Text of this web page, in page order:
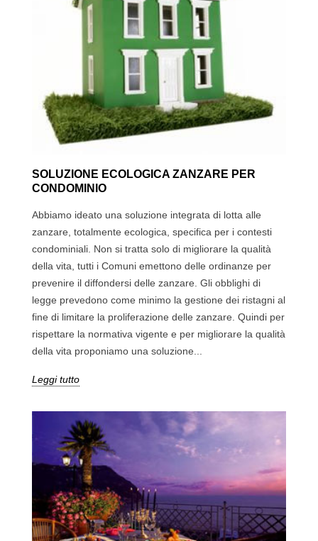
SOLUZIONE ECOLOGICA ZANZARE PER
CONDOMINIO
Abbiamo ideato una soluzione integrata di lotta alle
zanzare, totalmente ecologica, specifica per i contesti
condominiali. Non si tratta solo di migliorare la qualità
della vita, tutti i Comuni emettono delle ordinanze per
prevenire il diffondersi delle zanzare. Gli obblighi di
legge prevedono come minimo la gestione dei ristagni al
fine di limitare la proliferazione delle zanzare. Quindi per
rispettare la normativa vigente e per migliorare la qualità
della vita proponiamo una soluzione...
Leggi tutto